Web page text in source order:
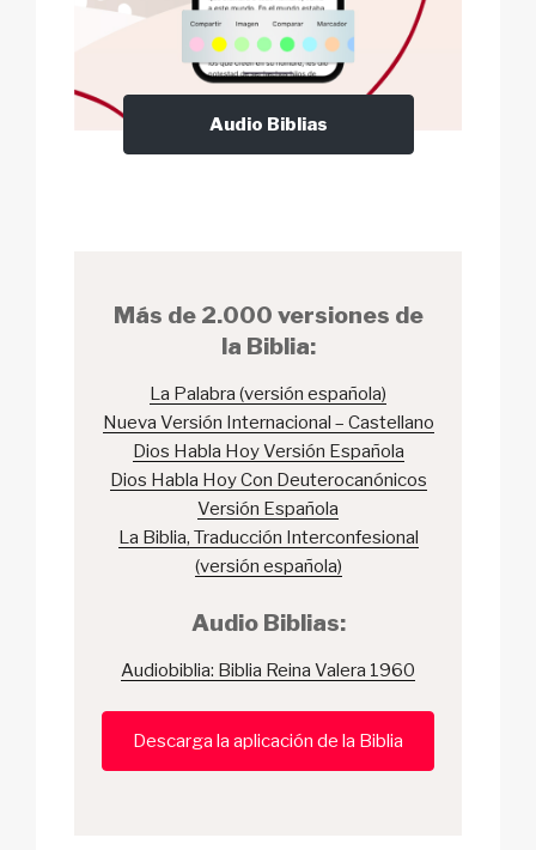
Audio Biblias
Más de 2.000 versiones de
la Biblia:
La Palabra (versión española)
Nueva Versión Internacional – Castellano
Dios Habla Hoy Versión Española
Dios Habla Hoy Con Deuterocanónicos
Versión Española
La Biblia, Traducción Interconfesional
(versión española)
Audio Biblias:
Audiobiblia: Biblia Reina Valera 1960
Descarga la aplicación de la Biblia